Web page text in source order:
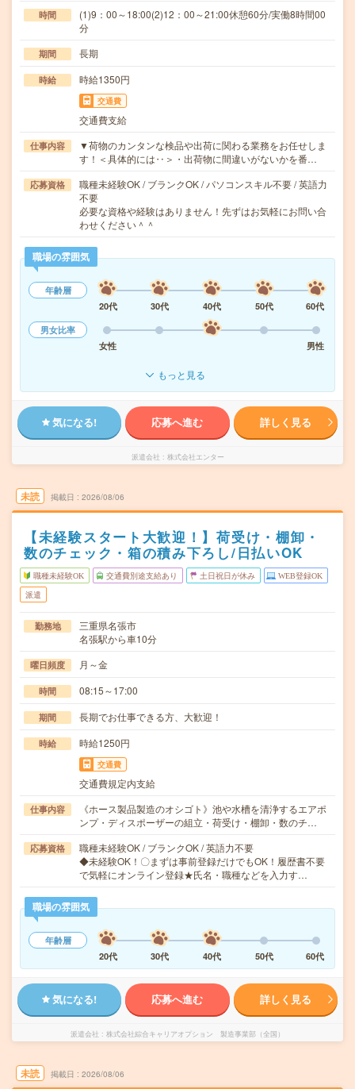
時間
(1)9：00～18:00(2)12：00～21:00休憩60分/実働8時間00
分
期間 長期
時給 時給1350円
交通費
交通費支給
仕事内容
▼荷物のカンタンな検品や出荷に関わる業務をお任せしま
す！＜具体的には‥＞・出荷物に間違いがないかを番…
応募資格
職種未経験OK / ブランクOK / パソコンスキル不要 / 英語力
不要
必要な資格や経験はありません！先ずはお気軽にお問い合
わせください＾＾
職場の雰囲気
年齢層
20代
30代 40代 50代
60代
男女比率
女性
男性
もっと見る
気になる! 応募へ進む 詳しく見る
派遣会社 株式会社エンター
未読 掲載日 2026/08/06
【未経験スタート大歓迎！】荷受け・棚卸・
数のチェック・箱の積み下ろし/日払いOK
職種未経験OK 交通費別途支給あり 土日祝日が休み WEB登録OK
派遣
勤務地
三重県名張市
名張駅から車10分
曜日頻度 月～金
時間 08:15～17:00
期間 長期でお仕事できる方、大歓迎！
時給 時給1250円
交通費
交通費規定内支給
仕事内容
《ホース製品製造のオシゴト》池や水槽を清浄するエアポ
ンプ・ディスポーザーの組立・荷受け・棚卸・数のチ…
応募資格
職種未経験OK / ブランクOK / 英語力不要
◆未経験OK！〇まずは事前登録だけでもOK！履歴書不要
で気軽にオンライン登録★氏名・職種などを入力す…
職場の雰囲気
年齢層
20代
30代 40代 50代 60代
気になる! 応募へ進む 詳しく見る
派遣会社 株式会社綜合キャリアオプション 製造事業部（全国）
未読 掲載日 2026/08/06